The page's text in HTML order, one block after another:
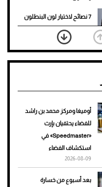
7 نصائح لاختيار لون البنطلون
المناسب للقميص الأسود
نرى المستقبل من خلال
تصميماتنا.. كيف حجزت 1886
تمنحك فخامة استثنائية
لإطلالة جريئة وعصرية
أوميغا ومركز محمد بن راشد
للفضاء يحتفيان بإرث
«Speedmaster» في
استكشاف الفضاء
2026-08-09
بعد أسبوع من خسارة